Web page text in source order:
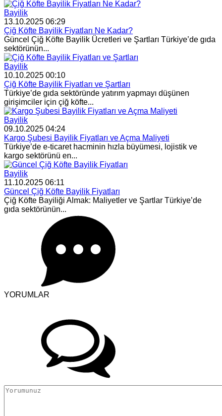
Bayilik
13.10.2025 06:29
Çiğ Köfte Bayilik Fiyatları Ne Kadar?
Güncel Çiğ Köfte Bayilik Ücretleri ve Şartları Türkiye’de gıda
sektörünün...
Bayilik
10.10.2025 00:10
Çiğ Köfte Bayilik Fiyatları ve Şartları
Türkiye’de gıda sektöründe yatırım yapmayı düşünen
girişimciler için çiğ köfte...
Bayilik
09.10.2025 04:24
Kargo Şubesi Bayilik Fiyatları ve Açma Maliyeti
Türkiye’de e-ticaret hacminin hızla büyümesi, lojistik ve
kargo sektörünü en...
Bayilik
11.10.2025 06:11
Güncel Çiğ Köfte Bayilik Fiyatları
Çiğ Köfte Bayiliği Almak: Maliyetler ve Şartlar Türkiye’de
gıda sektörünün...
YORUMLAR